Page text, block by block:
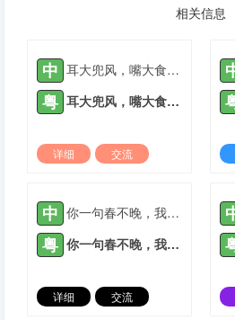
相关信息
中 耳大兜风，嘴大食穷人
粤 耳大兜风，嘴大食穷人
详细
交流
中 你一句春不晚，我就到了真江南
粤 你一句春不晚，我就到了真江南
详细
交流